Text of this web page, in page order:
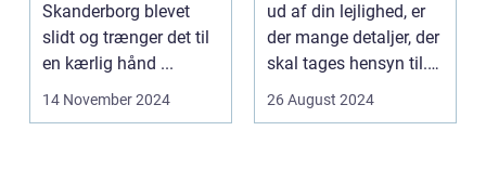
Skanderborg blevet
slidt og trænger det til
en kærlig hånd ...
14 November 2024
ud af din lejlighed, er
der mange detaljer, der
skal tages hensyn til.
En af...
26 August 2024